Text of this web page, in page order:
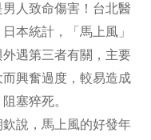
人致命傷害！台北醫
本統計，「馬上風」
遇第三者有關，主要
興奮過度，較易造成
塞猝死。
說，馬上風的好發年